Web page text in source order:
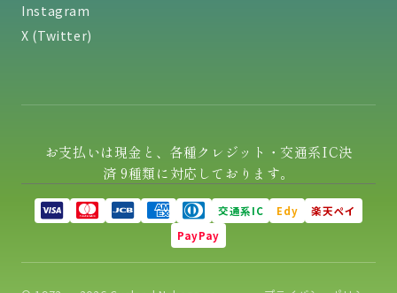
Instagram
X (Twitter)
お支払いは現金と、各種クレジット・交通系IC決
済 9種類に対応しております。
交通系IC Edy
楽天ペイ
PayPay